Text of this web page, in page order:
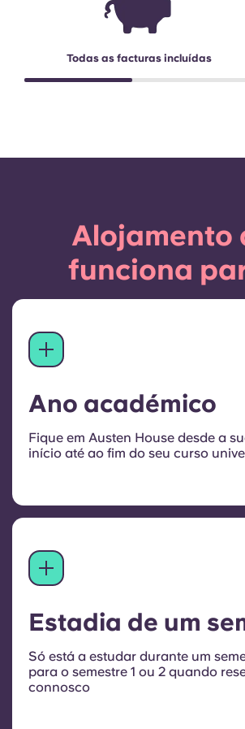
Todas as facturas incluídas
Alojamento
funciona
Ano académico
Fique em Austen House desde a
início até ao fim do seu curso
Estadia de um
Só está a estudar durante um
para o semestre 1 ou 2 quando
connosco